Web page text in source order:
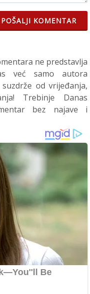
POŠALJI KOMENTAR
ne predstavlja
već samo autora
od vrijeđanja,
Trebinje Danas
bez najave i